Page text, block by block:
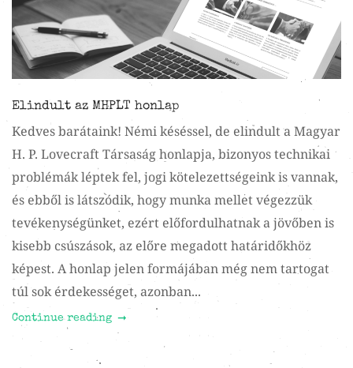
Elindult az MHPLT honlap
Kedves barátaink! Némi késéssel, de elindult a Magyar
H. P. Lovecraft Társaság honlapja, bizonyos technikai
problémák léptek fel, jogi kötelezettségeink is vannak,
és ebből is látszódik, hogy munka mellet végezzük
tevékenységünket, ezért előfordulhatnak a jövőben is
kisebb csúszások, az előre megadott határidőkhöz
képest. A honlap jelen formájában még nem tartogat
túl sok érdekességet, azonban...
Continue reading